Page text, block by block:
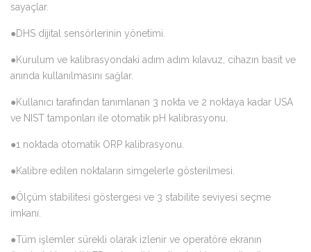
sayaçlar.
●DHS dijital sensörlerinin yönetimi.
●Kurulum ve kalibrasyondaki adım adım kılavuz, cihazın basit ve
anında kullanılmasını sağlar.
●Kullanıcı tarafından tanımlanan 3 nokta ve 2 noktaya kadar USA
ve NIST tamponları ile otomatik pH kalibrasyonu.
●1 noktada otomatik ORP kalibrasyonu.
●Kalibre edilen noktaların simgelerle gösterilmesi.
●Ölçüm stabilitesi göstergesi ve 3 stabilite seviyesi seçme
imkanı.
●Tüm işlemler sürekli olarak izlenir ve operatöre ekranın